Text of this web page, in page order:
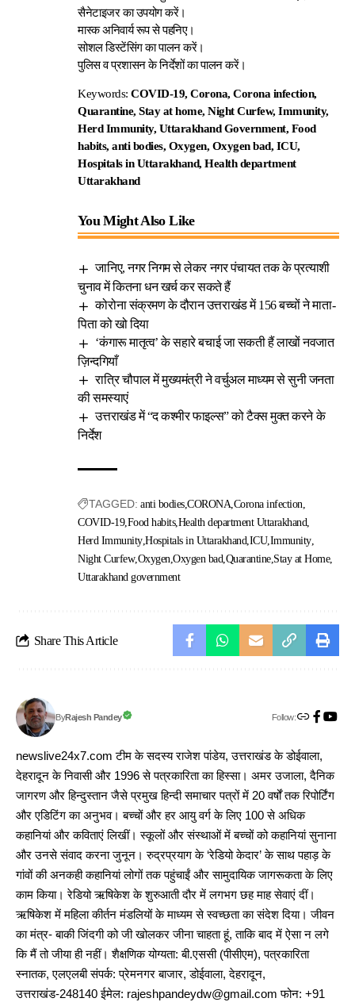
सैनेटाइजर का उपयोग करें।
मास्क अनिवार्य रूप से पहनिए।
सोशल डिस्टेंसिंग का पालन करें।
पुलिस व प्रशासन के निर्देशों का पालन करें।
Keywords:COVID-19, Corona, Corona infection,
Quarantine, Stay at home, Night Curfew, Immunity,
Herd Immunity, Uttarakhand Government, Food
habits, anti bodies, Oxygen, Oxygen bad, ICU,
Hospitals in Uttarakhand, Health department
Uttarakhand
You Might Also Like
जानिए, नगर निगम से लेकर नगर पंचायत तक के प्रत्याशी
चुनाव में कितना धन खर्च कर सकते हैं
कोरोना संक्रमण के दौरान उत्तराखंड में 156 बच्चों ने माता-
पिता को खो दिया
‘कंगारू मातृत्व’ के सहारे बचाई जा सकती हैं लाखों नवजात
ज़िन्दगियाँ
रात्रि चौपाल में मुख्यमंत्री ने वर्चुअल माध्यम से सुनी जनता
की समस्याएं
उत्तराखंड में “द कश्मीर फाइल्स” को टैक्स मुक्त करने के
निर्देश
TAGGED: anti bodies CORONA Corona infection
COVID-19 Food habits Health department Uttarakhand
Herd Immunity Hospitals in Uttarakhand ICU Immunity
Night Curfew Oxygen Oxygen bad Quarantine Stay at Home
Uttarakhand government
Share This Article
ByRajesh Pandey Follow:
newslive24x7.com टीम के सदस्य राजेश पांडेय, उत्तराखंड के डोईवाला,
देहरादून के निवासी और 1996 से पत्रकारिता का हिस्सा। अमर उजाला, दैनिक
जागरण और हिन्दुस्तान जैसे प्रमुख हिन्दी समाचार पत्रों में 20 वर्षों तक रिपोर्टिंग
और एडिटिंग का अनुभव। बच्चों और हर आयु वर्ग के लिए 100 से अधिक
कहानियां और कविताएं लिखीं। स्कूलों और संस्थाओं में बच्चों को कहानियां सुनाना
और उनसे संवाद करना जुनून। रुद्रप्रयाग के ‘रेडियो केदार’ के साथ पहाड़ के
गांवों की अनकही कहानियां लोगों तक पहुंचाईं और सामुदायिक जागरूकता के लिए
काम किया। रेडियो ऋषिकेश के शुरुआती दौर में लगभग छह माह सेवाएं दीं।
ऋषिकेश में महिला कीर्तन मंडलियों के माध्यम से स्वच्छता का संदेश दिया। जीवन
का मंत्र- बाकी जिंदगी को जी खोलकर जीना चाहता हूं, ताकि बाद में ऐसा न लगे
कि मैं तो जीया ही नहीं। शैक्षणिक योग्यता: बी.एससी (पीसीएम), पत्रकारिता
स्नातक, एलएलबी संपर्क: प्रेमनगर बाजार, डोईवाला, देहरादून,
उत्तराखंड-248140 ईमेल: rajeshpandeydw@gmail.com फोन: +91